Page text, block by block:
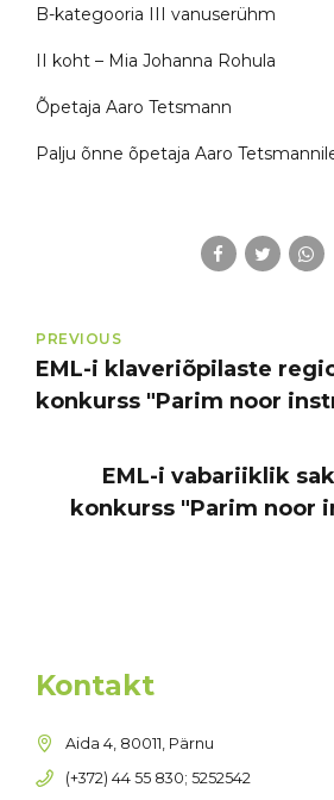
B-kategooria III vanuserühm
II koht – Mia Johanna Rohula
Õpetaja Aaro Tetsmann
Palju õnne õpetaja Aaro
PREVIOUS
EML-i klaveriõpilaste
konkurss "Parim noor
EML-i vabariiklik
konkurss "Parim noor
Kontakt
Aida 4, 80011, Pärnu
(+372) 44 55 830; 5252542